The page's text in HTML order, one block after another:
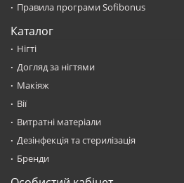
Правила програми Sofibonus
Каталог
Нігті
Догляд за нігтями
Макіяж
Вії
Витратні матеріали
Дезінфекція та стерилізація
Бренди